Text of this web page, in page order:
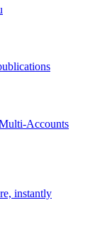
Accounts
instantly